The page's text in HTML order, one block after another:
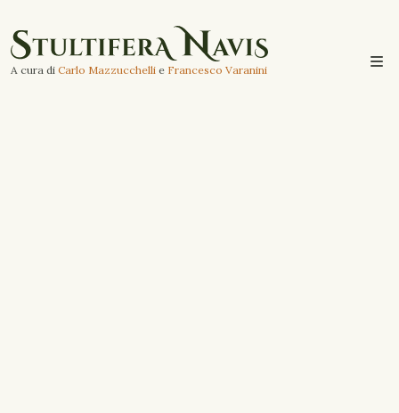
A cura di Carlo Mazzucchelli e Francesco Varanini